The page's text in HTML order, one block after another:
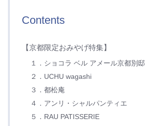
Contents
【京都限定おみやげ特集】
１．ショコラ ベル アメール京都別邸
２．UCHU wagashi
３．都松庵
４．アンリ・シャルパンティエ
５．RAU PATISSERIE